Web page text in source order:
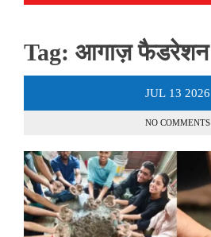
Tag: आगाज़ फैडरेशन
JUL 13 2026
NO COMMENTS